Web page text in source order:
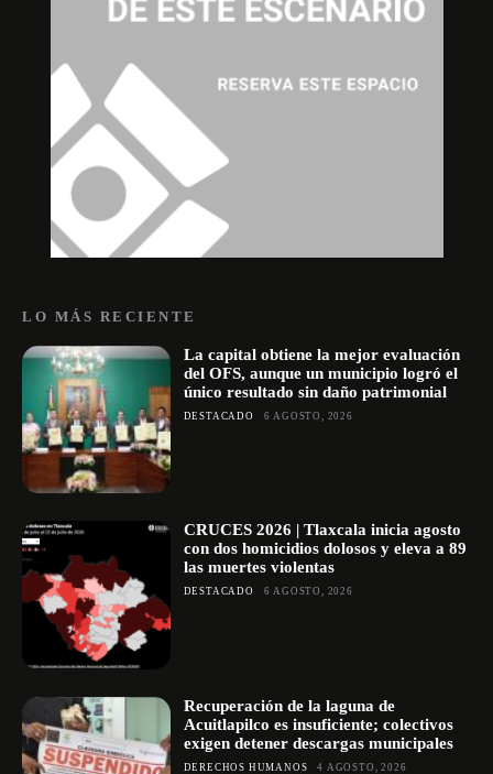
LO MÁS RECIENTE
La capital obtiene la mejor evaluación
del OFS, aunque un municipio logró el
único resultado sin daño patrimonial
DESTACADO 6 AGOSTO, 2026
CRUCES 2026 | Tlaxcala inicia agosto
con dos homicidios dolosos y eleva a 89
las muertes violentas
DESTACADO 6 AGOSTO, 2026
Recuperación de la laguna de
Acuitlapilco es insuficiente; colectivos
exigen detener descargas municipales
DERECHOS HUMANOS 4 AGOSTO, 2026